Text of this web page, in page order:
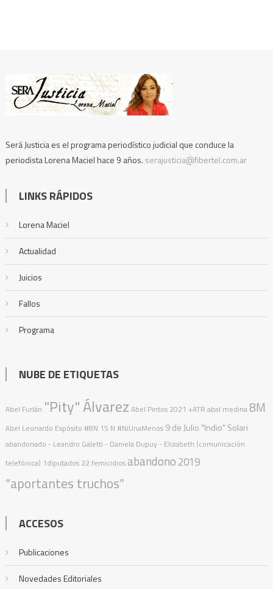
Será Justicia es el programa periodístico judicial que conduce la
periodista Lorena Maciel hace 9 años. serajusticia@fibertel.com.ar
LINKS RÁPIDOS
Lorena Maciel
Actualidad
Juicios
Fallos
Programa
NUBE DE ETIQUETAS
Abel Furlán "Pity" Álvarez Abel Pintos 2021 +ATR abal medina8M
Abel Leonardo Espósito #8N 15 N #NiUnaMenos 9 de Julio "Indio" Solari
abandonado - Leandro Galetti - Daniela Dupuy - Elizabeth (comunicación
telefónica) 1diputados 22 femicidiosabandono2019
“aportantes truchos”
ACCESOS
Publicaciones
Novedades Editoriales